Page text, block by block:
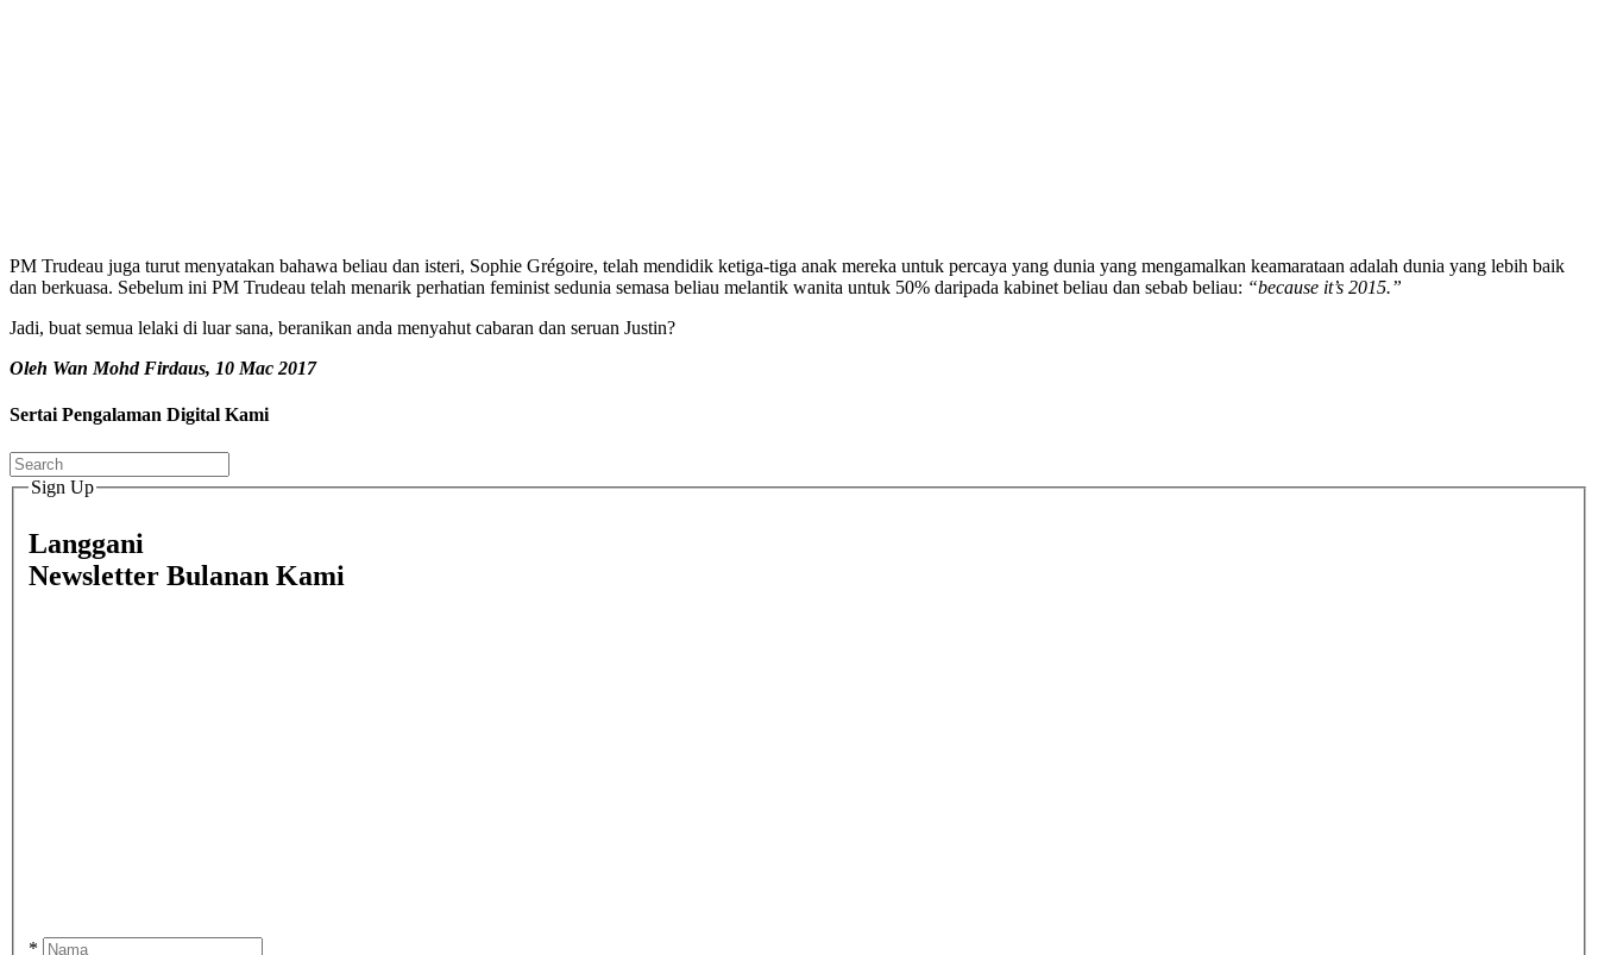
PM Trudeau juga turut menyatakan bahawa beliau dan isteri, Sophie Grégoire, telah mendidik ketiga-tiga anak mereka untuk percaya yang dunia yang mengamalkan keamarataan adalah dunia yang lebih baik
dan berkuasa. Sebelum ini PM Trudeau telah menarik perhatian feminist sedunia semasa beliau melantik wanita untuk 50% daripada kabinet beliau dan sebab beliau: “because it’s 2015.”
Jadi, buat semua lelaki di luar sana, beranikan anda menyahut cabaran dan seruan Justin?
Oleh Wan Mohd Firdaus, 10 Mac 2017
Sertai Pengalaman Digital Kami
Sign Up
Langgani
Newsletter Bulanan Kami
*